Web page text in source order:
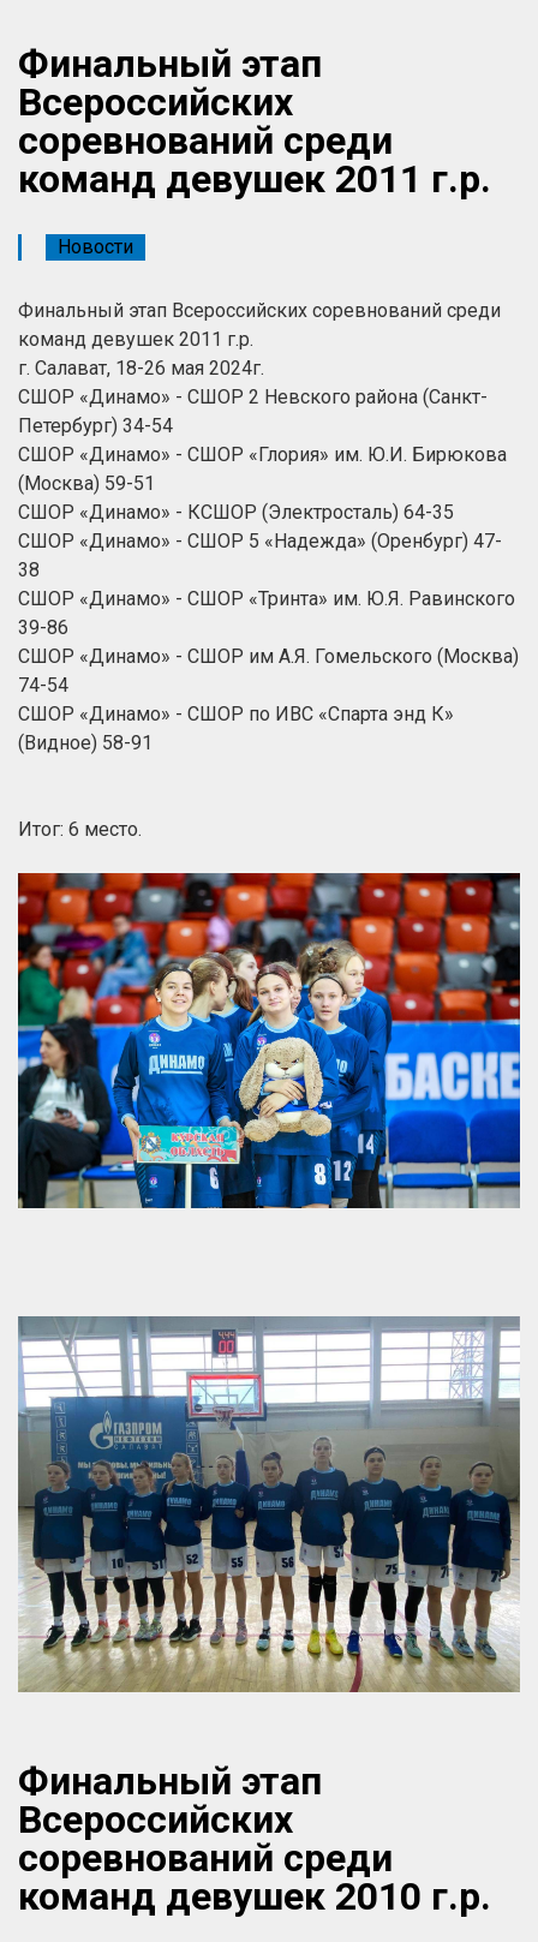
Финальный этап
Всероссийских
соревнований среди
команд девушек 2011 г.р.
Новости
Финальный этап Всероссийских соревнований среди
команд девушек 2011 г.р.
г. Салават, 18-26 мая 2024г.
СШОР «Динамо» - СШОР 2 Невского района (Санкт-
Петербург) 34-54
СШОР «Динамо» - СШОР «Глория» им. Ю.И. Бирюкова
(Москва) 59-51
СШОР «Динамо» - КСШОР (Электросталь) 64-35
СШОР «Динамо» - СШОР 5 «Надежда» (Оренбург) 47-
38
СШОР «Динамо» - СШОР «Тринта» им. Ю.Я. Равинского
39-86
СШОР «Динамо» - СШОР им А.Я. Гомельского (Москва)
74-54
СШОР «Динамо» - СШОР по ИВС «Спарта энд К»
(Видное) 58-91
Итог: 6 место.
Финальный этап
Всероссийских
соревнований среди
команд девушек 2010 г.р.